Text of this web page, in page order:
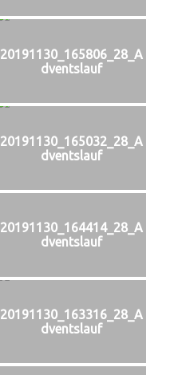
20191130_165806_28_A
dventslauf
20191130_165032_28_A
dventslauf
20191130_164414_28_A
dventslauf
20191130_163316_28_A
dventslauf